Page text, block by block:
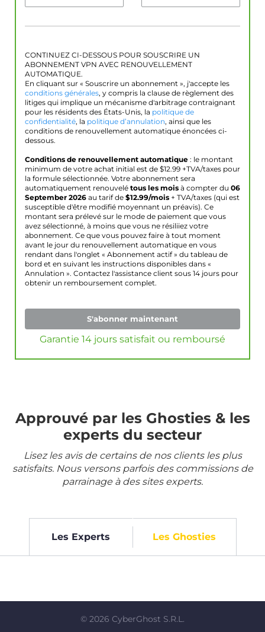
CONTINUEZ CI-DESSOUS POUR SOUSCRIRE UN
ABONNEMENT VPN AVEC RENOUVELLEMENT
AUTOMATIQUE.
En cliquant sur « Souscrire un abonnement », j'accepte les
conditions générales, y compris la clause de règlement des
litiges qui implique un mécanisme d'arbitrage contraignant
pour les résidents des États-Unis, la politique de
confidentialité, la politique d’annulation, ainsi que les
conditions de renouvellement automatique énoncées ci-
dessous.
Conditions de renouvellement automatique : le montant
minimum de votre achat initial est de $12.99 +TVA/taxes pour
la formule sélectionnée. Votre abonnement sera
automatiquement renouvelé tous les mois à compter du 06
September 2026 au tarif de $12.99/mois + TVA/taxes (qui est
susceptible d'être modifié moyennant un préavis). Ce
montant sera prélevé sur le mode de paiement que vous
avez sélectionné, à moins que vous ne résiliiez votre
abonnement. Ce que vous pouvez faire à tout moment
avant le jour du renouvellement automatique en vous
rendant dans l'onglet « Abonnement actif » du tableau de
bord et en suivant les instructions disponibles dans «
Annulation ». Contactez l'assistance client sous 14 jours pour
obtenir un remboursement complet.
S'abonner maintenant
Garantie 14 jours satisfait ou remboursé
Approuvé par les Ghosties & les
experts du secteur
Lisez les avis de certains de nos clients les plus
satisfaits. Nous versons parfois des commissions de
parrainage à des sites experts.
Les Experts Les Ghosties
© 2026 CyberGhost S.R.L.